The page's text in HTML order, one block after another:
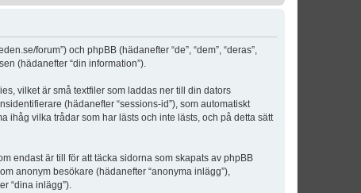
forum”) och phpBB (hädanefter “de”, “dem”, “deras”,
(hädanefter “din information”).
vilket är små textfiler som laddas ner till din dators
(hädanefter “sessions-id”), som automatiskt
ihåg vilka trådar som har lästs och inte lästs, och på detta sätt
endast är till för att täcka sidorna som skapats av phpBB
anonym besökare (hädanefter “anonyma inlägg”),
“dina inlägg”).